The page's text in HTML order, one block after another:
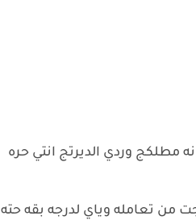
تعامله وياي لدرجه بقه حته